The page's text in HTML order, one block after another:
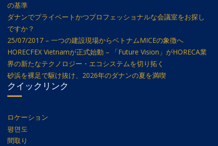
の基準
ダナンでプライベートかつプロフェッショナルな会議室をお探し
ですか？
25/07/2017 – 一つの建設現場からベトナムMICEの象徴へ
HORECFEX Vietnamが正式始動 – 「Future Vision」がHORECA業
界の新たなテクノロジー・エコシステムを切り拓く
砂浜を裸足で駆け抜け、2026年のダナンの夏を満喫
クイックリンク
ロケーション
평면도
間取り